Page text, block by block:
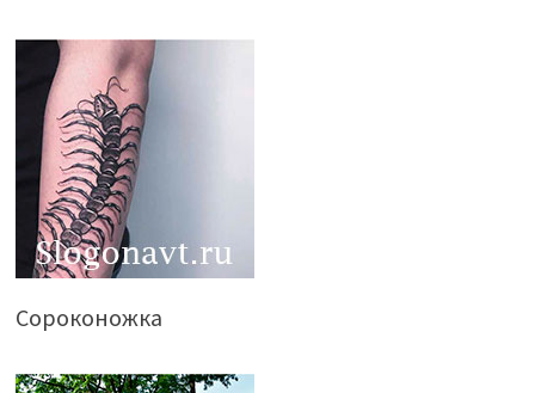
Сороконожка